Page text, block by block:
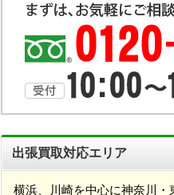
出張買取対応エリア
横浜、川崎を中心に神奈川・